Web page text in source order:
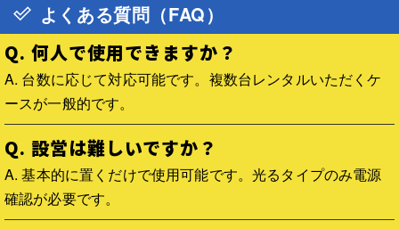
よくある質問（FAQ）
Q. 何人で使用できますか？
A. 台数に応じて対応可能です。複数台レンタルいただくケ
ースが一般的です。
Q. 設営は難しいですか？
A. 基本的に置くだけで使用可能です。光るタイプのみ電源
確認が必要です。